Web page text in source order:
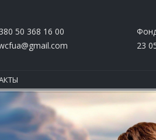
50 368 16 00
23